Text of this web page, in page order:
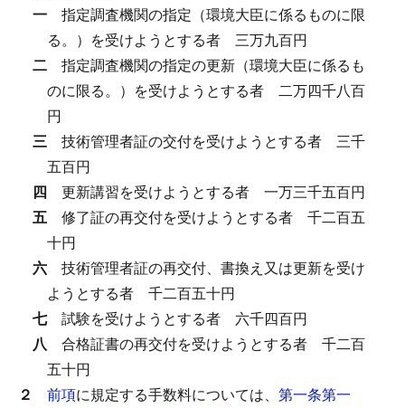
一 指定調査機関の指定（環境大臣に係るものに限
る。）を受けようとする者
三万九百円
二 指定調査機関の指定の更新（環境大臣に係るも
のに限る。）を受けようとする者
二万四千八百
円
三 技術管理者証の交付を受けようとする者
三千
五百円
四 更新講習を受けようとする者
一万三千五百円
五 修了証の再交付を受けようとする者
千二百五
十円
六 技術管理者証の再交付、書換え又は更新を受け
ようとする者
千二百五十円
七 試験を受けようとする者
六千四百円
八 合格証書の再交付を受けようとする者
千二百
五十円
２ 前項に規定する手数料については、 第一条第一